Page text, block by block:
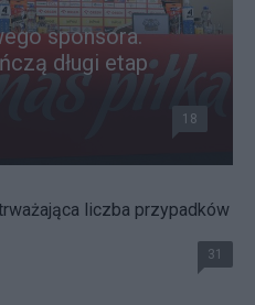
sponsora.
długi etap
18
liczba przypadków
31